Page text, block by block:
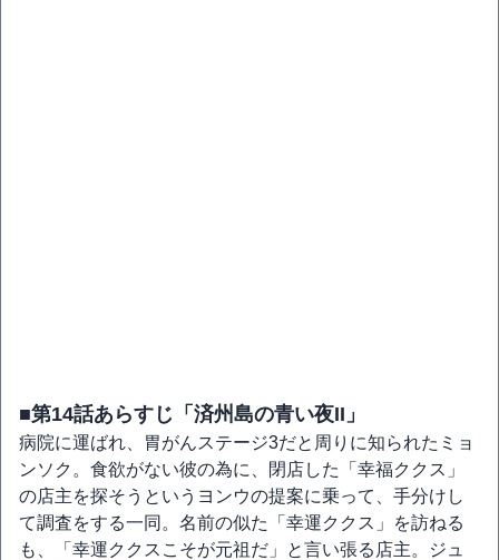
■第14話あらすじ「済州島の青い夜II」
病院に運ばれ、胃がんステージ3だと周りに知られたミョ
ンソク。食欲がない彼の為に、閉店した「幸福ククス」
の店主を探そうというヨンウの提案に乗って、手分けし
て調査をする一同。名前の似た「幸運ククス」を訪ねる
も、「幸運ククスこそが元祖だ」と言い張る店主。ジュ